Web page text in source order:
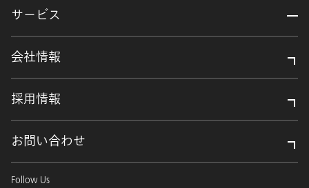
サービス
会社情報
採用情報
お問い合わせ
Follow Us